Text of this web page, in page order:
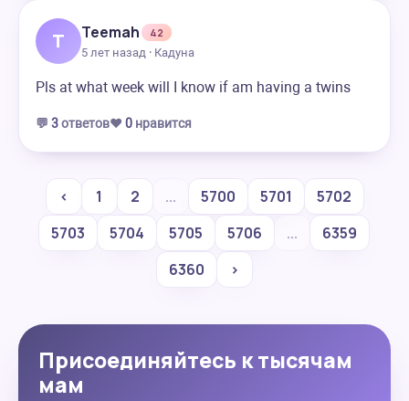
T Teemah
42
5 лет назад · Кадуна
Pls at what week will I know if am having a twins
💬 3ответов❤️ 0 нравится
‹ 1 2 ... 5700 5701
5702
5703
5704 5705 5706 ...
6359
6360
›
Присоединяйтесь к тысячам
мам